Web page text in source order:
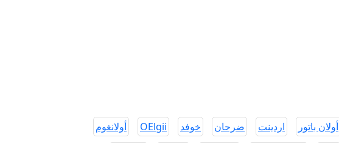
أولان باتور اردينت ضرحان خوفد OElgii
أولانغوم